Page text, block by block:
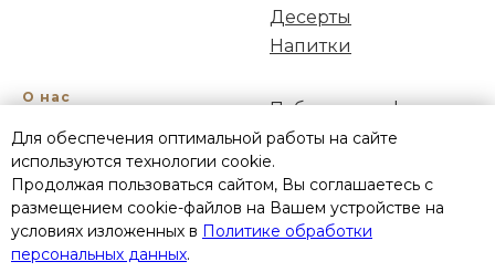
Для обеспечения оптимальной работы на сайте
используются технологии cookie.
Продолжая пользоваться сайтом, Вы соглашаетесь с
размещением cookie-файлов на Вашем устройстве на
условиях изложенных в Политике обработки
персональных данных.
Десерты
Напитки
О нас
Кейтеринг
Акции
Оплатаи доставка
Реквизиты
Публичная оферта
Политика
конфиденциальности
Пользовательское
соглашение
Политика Cookies